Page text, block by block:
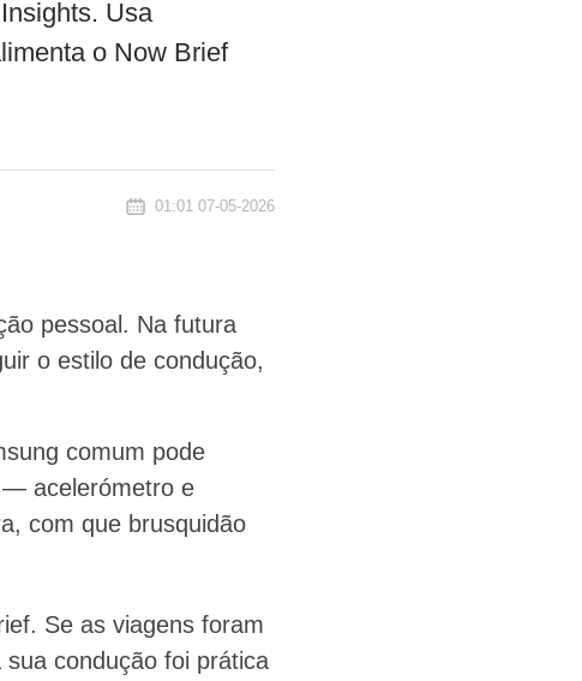
Usa
o Now Brief
01:01 07-05-2026
pessoal. Na futura
o estilo de condução,
comum pode
— acelerómetro e
com que brusquidão
Se as viagens foram
condução foi prática